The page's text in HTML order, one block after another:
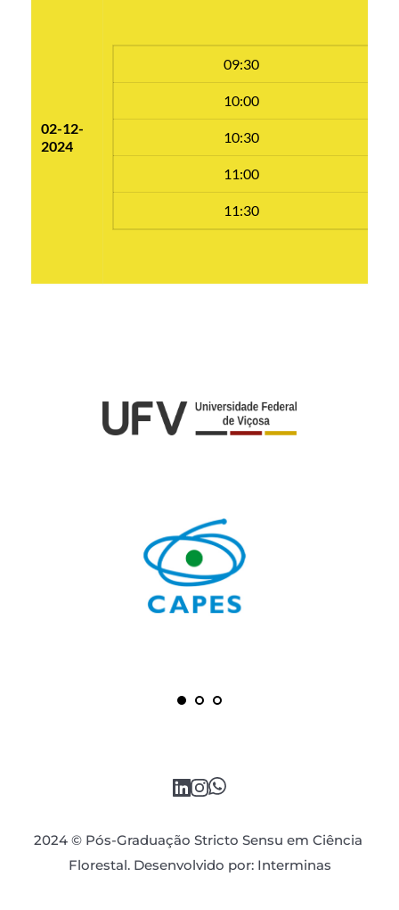
02-12-
2024
09:30
10:00
10:30
11:00
11:30
2024 © Pós-Graduação Stricto Sensu em Ciência
Florestal. Desenvolvido por: Interminas